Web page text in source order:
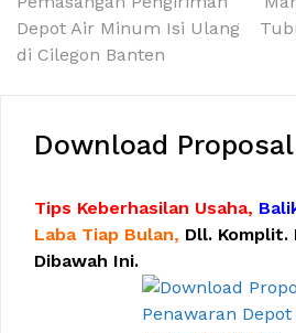
pos
Depot Air Minum Isi Ulang
di Cilegon Banten
Download
Tips Keberhasilan Usaha,
Laba Tiap Bulan, Dll. Komplit.
Dibawah Ini.